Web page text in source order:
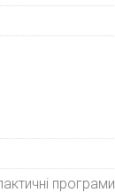
програми